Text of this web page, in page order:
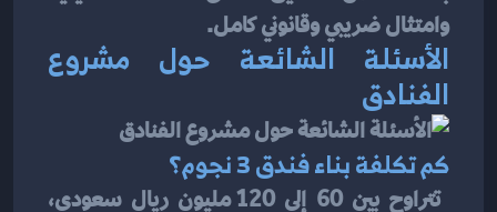
وامتثال ضريبي وقانوني كامل.
الفنادق
كم تكلفة بناء فندق 3 نجوم؟